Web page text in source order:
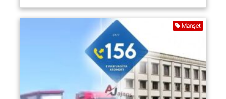
Manşet